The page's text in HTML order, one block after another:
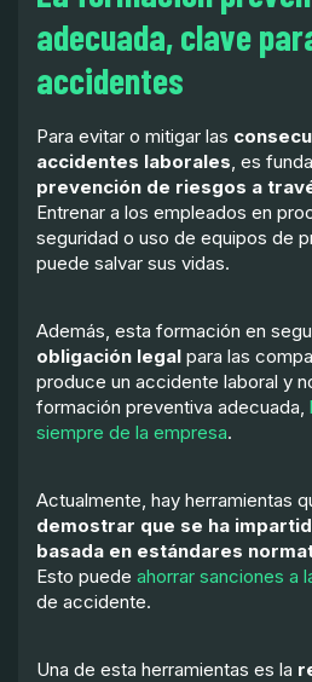
adecuada, clave
accidentes
Para evitar o mitigar las
accidentes laborales, es
prevención de riesgos a
Entrenar a los empleados en
seguridad o uso de equipos de
puede salvar sus vidas.
Además, esta formación en
obligación legal para las
produce un accidente laboral y
formación preventiva adecuada,
siempre de la empresa.
Actualmente, hay herramientas
demostrar que se ha
basada en estándares
Esto puede ahorrar sanciones a
de accidente.
Una de esta herramientas es la